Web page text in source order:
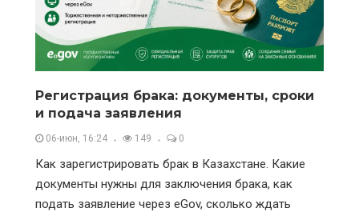
Регистрация брака: документы, сроки
и подача заявления
06-июн, 16:24 149 0
Как зарегистрировать брак в Казахстане. Какие
документы нужны для заключения брака, как
подать заявление через eGov, сколько ждать